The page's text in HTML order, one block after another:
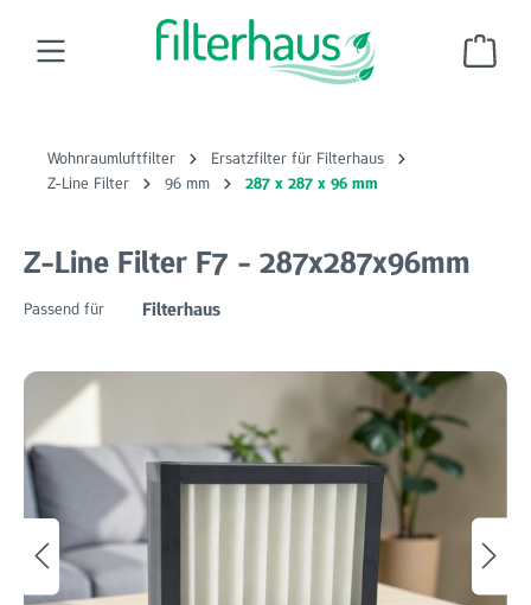
Zum Hauptinhalt springen
Wohnraumluftfilter
Ersatzfilter für Filterhaus
Z-Line Filter
96 mm 287 x 287 x 96 mm
Z-Line Filter F7 - 287x287x96mm
Passend für Filterhaus
Bildergalerie überspringen